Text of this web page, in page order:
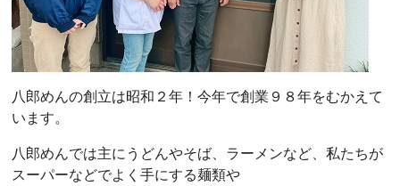
八郎めんの創立は昭和２年！今年で創業９８年をむかえて
います。
八郎めんでは主にうどんやそば、ラーメンなど、私たちが
スーパーなどでよく手にする麺類や